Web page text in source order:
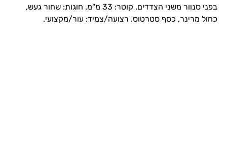
בפני סנוור משני הצדדים. קוטר: 33 מ"מ. חוגות: שחור געש,
כחול מרינר, כסף סטרטוס. רצועה/צמיד: עור/מקצועי.